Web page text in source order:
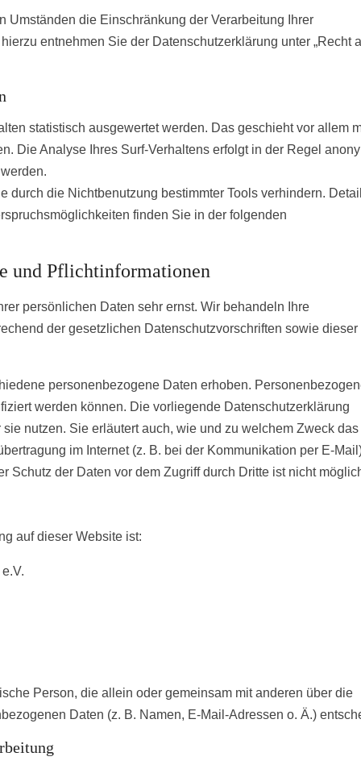
Umständen die Einschränkung der Verarbeitung Ihrer
entnehmen Sie der Datenschutzerklärung unter „Recht
statistisch ausgewertet werden. Das geschieht vor allem
Die Analyse Ihres Surf-Verhaltens erfolgt in der Regel
durch die Nichtbenutzung bestimmter Tools verhindern.
finden Sie in der folgenden
und Pflichtinformationen
persönlichen Daten sehr ernst. Wir behandeln Ihre
der gesetzlichen Datenschutzvorschriften sowie dieser
personenbezogene Daten erhoben.
werden können. Die vorliegende Datenschutzerklärung
nutzen. Sie erläutert auch, wie und zu welchem Zweck das
im Internet (z. B. bei der Kommunikation per E-
Schutz der Daten vor dem Zugriff durch Dritte ist nicht
auf dieser Website ist:
Person, die allein oder gemeinsam mit anderen über die
Daten (z. B. Namen, E-Mail-Adressen o. Ä.)